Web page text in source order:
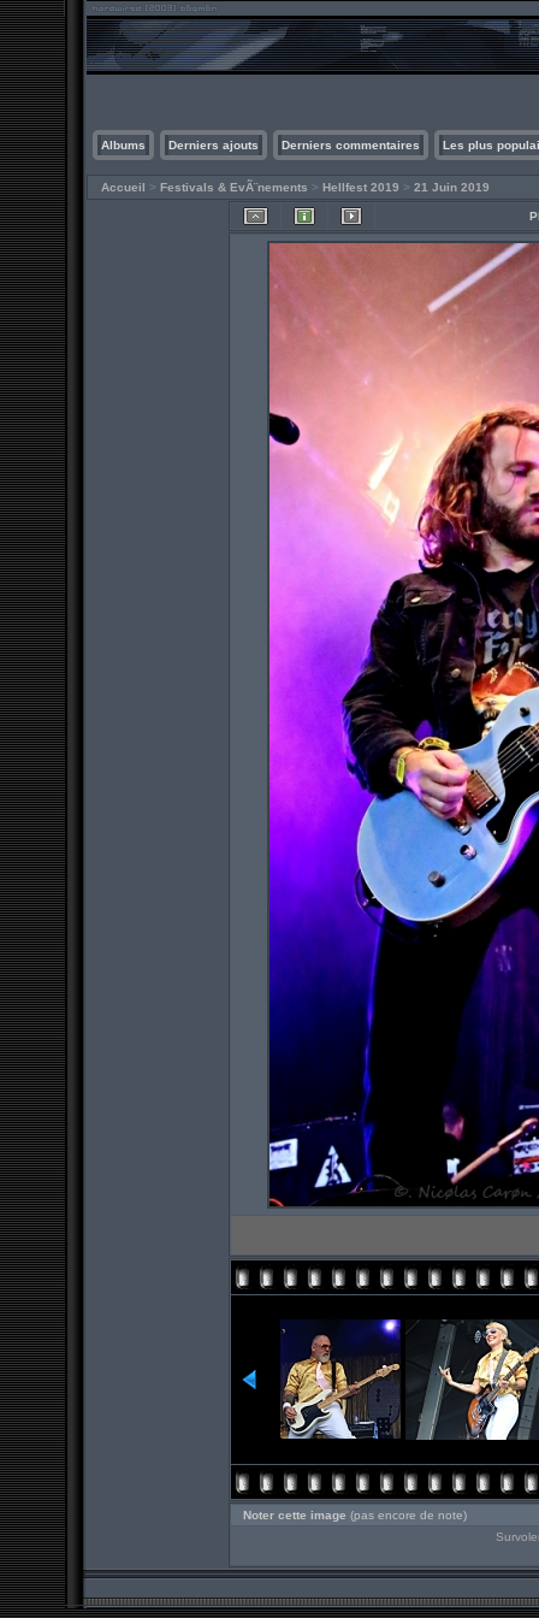
Albums Derniers ajouts Derniers commentaires Les plus
Accueil > Festivals & EvÃ¨nements > Hellfest 2019 > 21 Juin 2019
Noter cette image (pas encore de note)